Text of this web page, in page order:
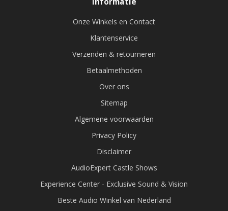
Onze Winkels en Contact
Klantenservice
Verzenden & retourneren
Betaalmethoden
Over ons
Sitemap
Algemene voorwaarden
Privacy Policy
Disclaimer
AudioExpert Castle Shows
Experience Center - Exclusive Sound & Vision
Beste Audio Winkel van Nederland